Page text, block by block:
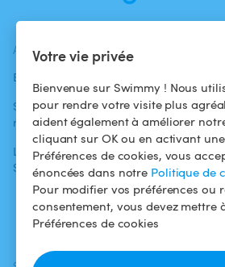
Votre vie privée
Bienvenue sur Swimmy ! Nous
pour rendre votre visite plus
aident également à améliorer
cliquant sur OK ou en activant
Préférences de cookies, vous
énoncées dans notre Politique de
Pour modifier vos préférences ou
consentement, vous devez mettre
Préférences de cookies
ACTUALITÉS
Blog
Swimmy dans les
médias
L'aventure
Swimmy
baigneurs
Pour les
propriétaires
Louer ma piscine
Comment ça
marche ?